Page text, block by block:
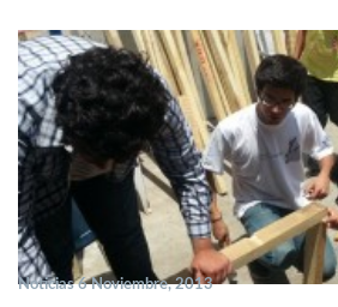
Noticias 6 Noviembre, 2013